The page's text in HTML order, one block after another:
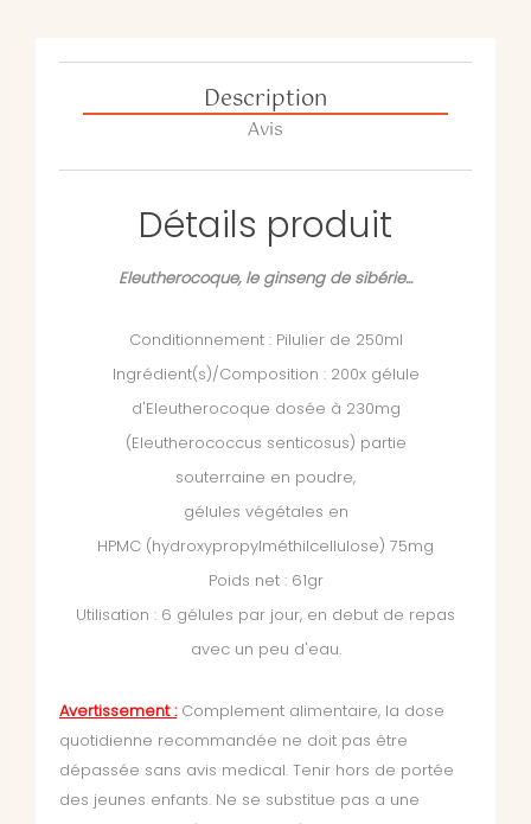
Description
Avis
Détails produit
Eleutherocoque, le ginseng de sibérie...
Conditionnement : Pilulier de 250ml
Ingrédient(s)/Composition : 200x gélule
d'Eleutherocoque dosée à 230mg
(Eleutherococcus senticosus) partie
souterraine en poudre,
gélules végétales en
HPMC (hydroxypropylméthilcellulose) 75mg
Poids net : 61gr
Utilisation : 6 gélules par jour, en debut de repas
avec un peu d'eau.
Avertissement : Complement alimentaire, la dose
quotidienne recommandée ne doit pas être
dépassée sans avis medical. Tenir hors de portée
des jeunes enfants. Ne se substitue pas a une